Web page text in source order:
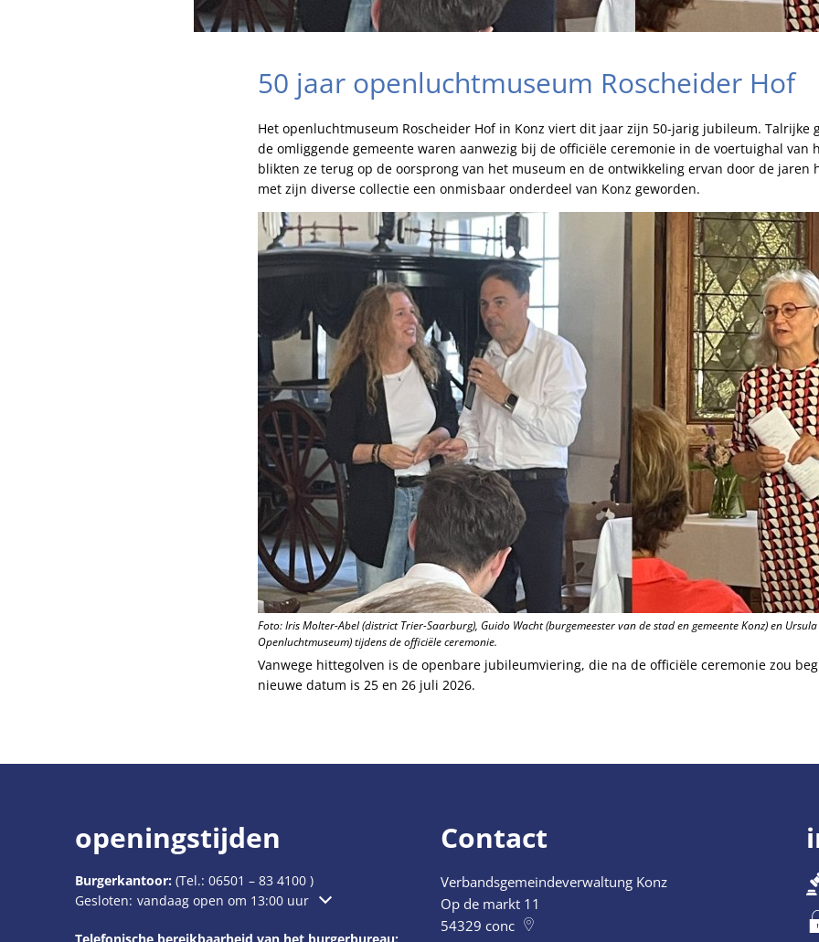
50 jaar openluchtmuseum Roscheider Hof
Het openluchtmuseum Roscheider Hof in Konz viert dit jaar zijn 50-jarig jubileum. Talrijke
de omliggende gemeente waren aanwezig bij de officiële ceremonie in de voertuighal van
blikten ze terug op de oorsprong van het museum en de ontwikkeling ervan door de jaren
met zijn diverse collectie een onmisbaar onderdeel van Konz geworden.
Foto: Iris Molter-Abel (district Trier-Saarburg), Guido Wacht (burgemeester van de stad en gemeente Konz) en
Openluchtmuseum) tijdens de officiële ceremonie.
Vanwege hittegolven is de openbare jubileumviering, die na de officiële ceremonie zou
nieuwe datum is 25 en 26 juli 2026.
openingstijden
Burgerkantoor: (Tel.: 06501 – 83 4100 )
Klik om extra openings- of sluitingstijden te verbergen
Gesloten: vandaag open om 13:00 uur
Contact
Verbandsgemeindeverwaltung Konz
Op de markt 11
54329 conc